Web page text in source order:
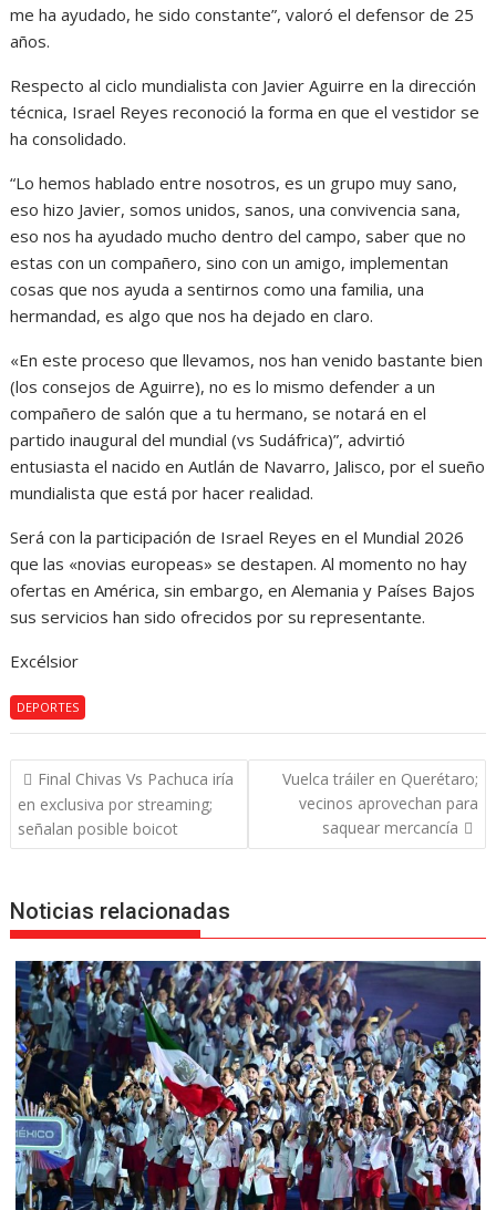
me ha ayudado, he sido constante”, valoró el defensor de 25
años.
Respecto al ciclo mundialista con Javier Aguirre en la dirección
técnica, Israel Reyes reconoció la forma en que el vestidor se
ha consolidado.
“Lo hemos hablado entre nosotros, es un grupo muy sano,
eso hizo Javier, somos unidos, sanos, una convivencia sana,
eso nos ha ayudado mucho dentro del campo, saber que no
estas con un compañero, sino con un amigo, implementan
cosas que nos ayuda a sentirnos como una familia, una
hermandad, es algo que nos ha dejado en claro.
«En este proceso que llevamos, nos han venido bastante bien
(los consejos de Aguirre), no es lo mismo defender a un
compañero de salón que a tu hermano, se notará en el
partido inaugural del mundial (vs Sudáfrica)”, advirtió
entusiasta el nacido en Autlán de Navarro, Jalisco, por el sueño
mundialista que está por hacer realidad.
Será con la participación de Israel Reyes en el Mundial 2026
que las «novias europeas» se destapen. Al momento no hay
ofertas en América, sin embargo, en Alemania y Países Bajos
sus servicios han sido ofrecidos por su representante.
Excélsior
DEPORTES
Navegación
de
entradas
Final Chivas Vs Pachuca iría
en exclusiva por streaming;
señalan posible boicot
Vuelca tráiler en Querétaro;
vecinos aprovechan para
saquear mercancía
Noticias relacionadas